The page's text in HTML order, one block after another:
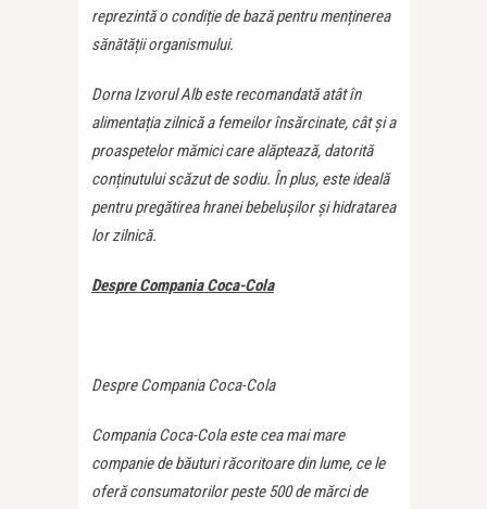
reprezintă o condiție de bază pentru menținerea
sănătății organismului.
Dorna Izvorul Alb este recomandată atât în
alimentația zilnică a femeilor însărcinate, cât și a
proaspetelor mămici care alăptează, datorită
conținutului scăzut de sodiu. În plus, este ideală
pentru pregătirea hranei bebelușilor și hidratarea
lor zilnică.
Despre Compania Coca-Cola
Despre Compania Coca-Cola
Compania Coca-Cola este cea mai mare
companie de băuturi răcoritoare din lume, ce le
oferă consumatorilor peste 500 de mărci de